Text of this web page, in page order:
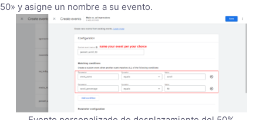
50» y asigne un nombre a su evento.